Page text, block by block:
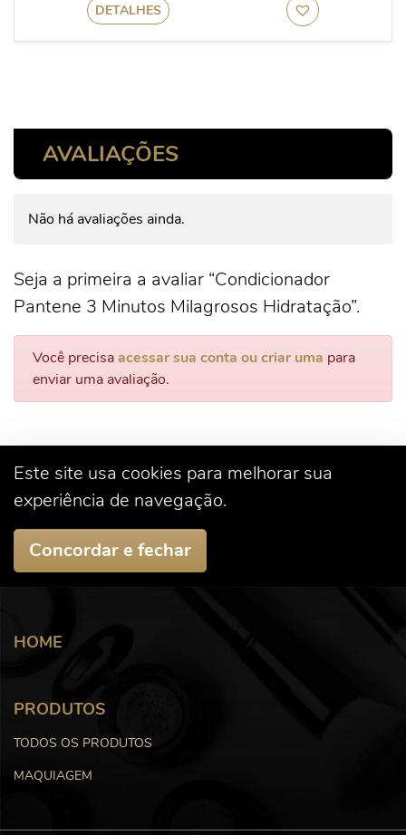
DETALHES
AVALIAÇÕES
Não há avaliações ainda.
Seja a primeira a avaliar “Condicionador
Pantene 3 Minutos Milagrosos Hidratação”.
Você precisaacessar sua conta ou criar uma para
enviar uma avaliação.
Este site usa cookies para melhorar sua
experiência de navegação.
Concordar e fechar
HOME
PRODUTOS
TODOS OS PRODUTOS
MAQUIAGEM